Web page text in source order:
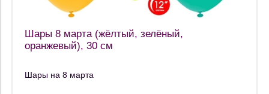
Шары 8 марта (жёлтый, зелёный,
оранжевый), 30 см
Шары на 8 марта